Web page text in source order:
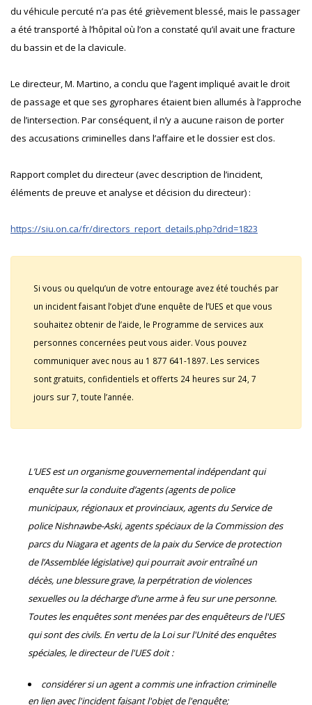
du véhicule percuté n’a pas été grièvement blessé, mais le passager
a été transporté à l’hôpital où l’on a constaté qu’il avait une fracture
du bassin et de la clavicule.
Le directeur, M. Martino, a conclu que l’agent impliqué avait le droit
de passage et que ses gyrophares étaient bien allumés à l’approche
de l’intersection. Par conséquent, il n’y a aucune raison de porter
des accusations criminelles dans l’affaire et le dossier est clos.
Rapport complet du directeur (avec description de l’incident,
éléments de preuve et analyse et décision du directeur) :
https://siu.on.ca/fr/directors_report_details.php?drid=1823
Si vous ou quelqu’un de votre entourage avez été touchés par
un incident faisant l’objet d’une enquête de l’UES et que vous
souhaitez obtenir de l’aide, le Programme de services aux
personnes concernées peut vous aider. Vous pouvez
communiquer avec nous au 1 877 641-1897. Les services
sont gratuits, confidentiels et offerts 24 heures sur 24, 7
jours sur 7, toute l’année.
L’UES est un organisme gouvernemental indépendant qui
enquête sur la conduite d’agents (agents de police
municipaux, régionaux et provinciaux, agents du Service de
police Nishnawbe-Aski, agents spéciaux de la Commission des
parcs du Niagara et agents de la paix du Service de protection
de l’Assemblée législative) qui pourrait avoir entraîné un
décès, une blessure grave, la perpétration de violences
sexuelles ou la décharge d’une arme à feu sur une personne.
Toutes les enquêtes sont menées par des enquêteurs de l'UES
qui sont des civils. En vertu de la Loi sur l'Unité des enquêtes
spéciales, le directeur de l'UES doit :
considérer si un agent a commis une infraction criminelle
en lien avec l'incident faisant l'objet de l'enquête;